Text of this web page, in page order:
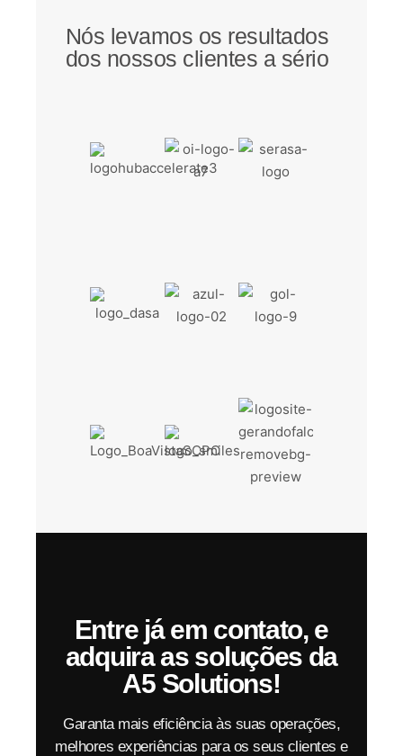
Nós levamos os resultados
dos nossos clientes a sério
Entre já em contato, e
adquira as soluções da
A5 Solutions!
Garanta mais eficiência às suas operações,
melhores experiências para os seus clientes e